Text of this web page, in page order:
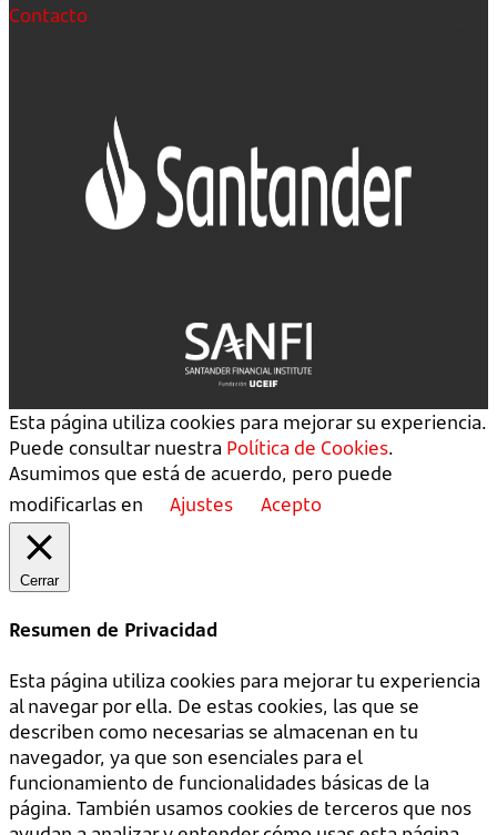
Contacto
Esta página utiliza cookies para mejorar su experiencia.
Puede consultar nuestra Política de Cookies.
Asumimos que está de acuerdo, pero puede
modificarlas en
Ajustes Acepto
Cerrar
Resumen de Privacidad
Esta página utiliza cookies para mejorar tu experiencia
al navegar por ella. De estas cookies, las que se
describen como necesarias se almacenan en tu
navegador, ya que son esenciales para el
funcionamiento de funcionalidades básicas de la
página. También usamos cookies de terceros que nos